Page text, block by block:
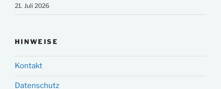
21. Juli 2026
HINWEISE
Kontakt
Datenschutz